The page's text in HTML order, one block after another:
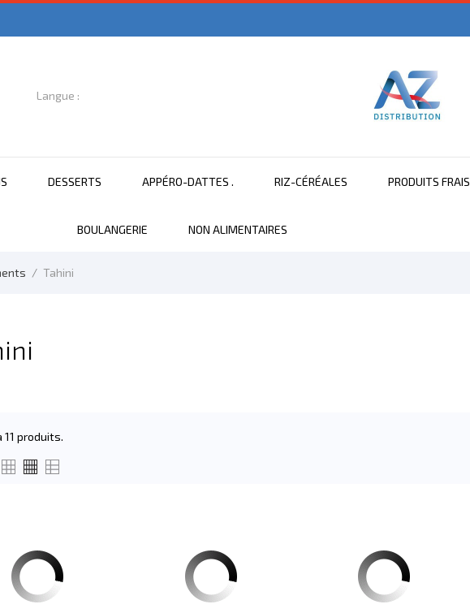
Langue :
DESSERTS APPÉRO-DATTES . RIZ-CÉRÉALES PRODUITS FRAIS
BOULANGERIE NON ALIMENTAIRES
Tahini
11 produits.